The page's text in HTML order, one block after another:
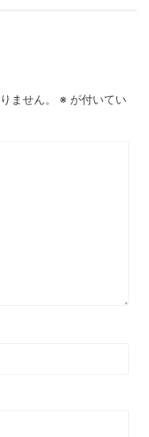
ません。 ※ が付いてい